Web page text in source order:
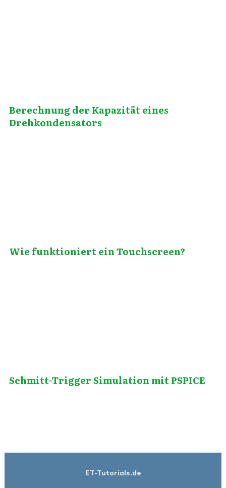
Berechnung der Kapazität eines
Drehkondensators
Wie funktioniert ein Touchscreen?
Schmitt-Trigger Simulation mit PSPICE
ET-Tutorials.de